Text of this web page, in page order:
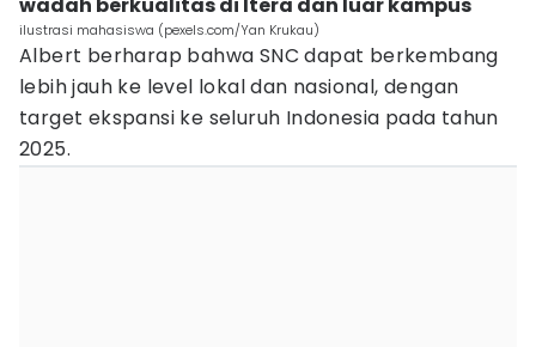
ilustrasi mahasiswa (pexels.com/Yan Krukau)
Albert berharap bahwa SNC dapat berkembang
lebih jauh ke level lokal dan nasional, dengan
target ekspansi ke seluruh Indonesia pada tahun
2025.